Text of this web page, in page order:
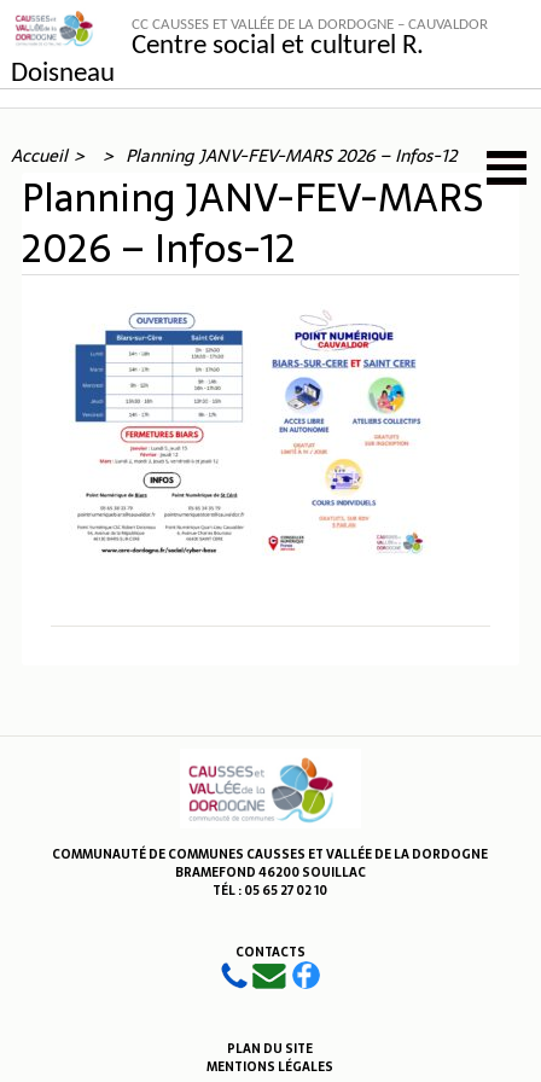
CC CAUSSES ET VALLÉE DE LA DORDOGNE – CAUVALDOR
Centre social et culturel R.
Doisneau
Accueil Planning JANV-FEV-MARS 2026 – Infos-12
Planning JANV-FEV-MARS
2026 – Infos-12
COMMUNAUTÉ DE COMMUNES CAUSSES ET VALLÉE DE LA DORDOGNE
BRAMEFOND 46200 SOUILLAC
TÉL : 05 65 27 02 10
CONTACTS
PLAN DU SITE
MENTIONS LÉGALES